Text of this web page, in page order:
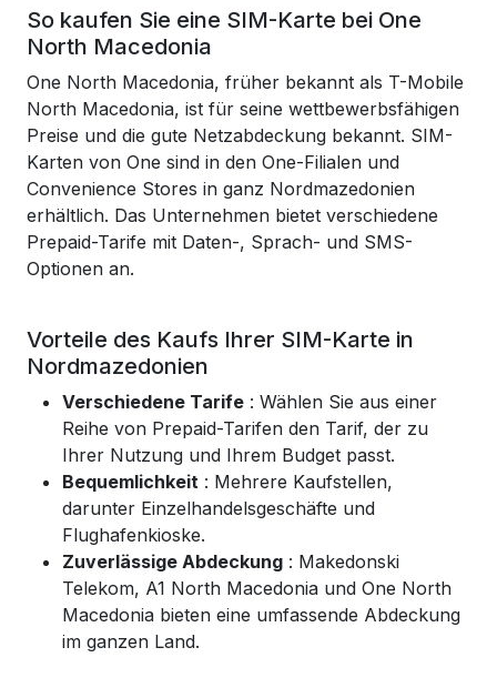
So kaufen Sie eine SIM-Karte bei One
North Macedonia
One North Macedonia, früher bekannt als T-Mobile
North Macedonia, ist für seine wettbewerbsfähigen
Preise und die gute Netzabdeckung bekannt. SIM-
Karten von One sind in den One-Filialen und
Convenience Stores in ganz Nordmazedonien
erhältlich. Das Unternehmen bietet verschiedene
Prepaid-Tarife mit Daten-, Sprach- und SMS-
Optionen an.
Vorteile des Kaufs Ihrer SIM-Karte in
Nordmazedonien
Verschiedene Tarife : Wählen Sie aus einer
Reihe von Prepaid-Tarifen den Tarif, der zu
Ihrer Nutzung und Ihrem Budget passt.
Bequemlichkeit : Mehrere Kaufstellen,
darunter Einzelhandelsgeschäfte und
Flughafenkioske.
Zuverlässige Abdeckung : Makedonski
Telekom, A1 North Macedonia und One North
Macedonia bieten eine umfassende Abdeckung
im ganzen Land.